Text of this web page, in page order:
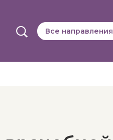
Все направления